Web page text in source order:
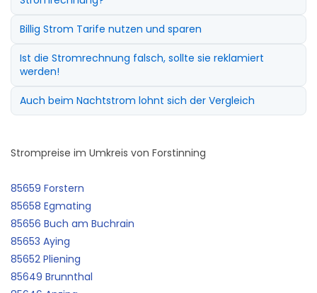
Billig Strom Tarife nutzen und sparen
Ist die Stromrechnung falsch, sollte sie reklamiert
werden!
Auch beim Nachtstrom lohnt sich der Vergleich
Strompreise im Umkreis von Forstinning
85659 Forstern
85658 Egmating
85656 Buch am Buchrain
85653 Aying
85652 Pliening
85649 Brunnthal